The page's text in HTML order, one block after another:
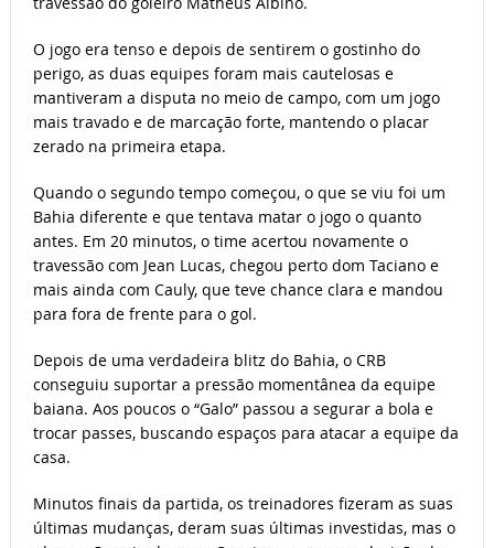
O jogo era tenso e depois de sentirem o gostinho do
perigo, as duas equipes foram mais cautelosas e
mantiveram a disputa no meio de campo, com um jogo
mais travado e de marcação forte, mantendo o placar
zerado na primeira etapa.
Quando o segundo tempo começou, o que se viu foi um
Bahia diferente e que tentava matar o jogo o quanto
antes. Em 20 minutos, o time acertou novamente o
travessão com Jean Lucas, chegou perto dom Taciano e
mais ainda com Cauly, que teve chance clara e mandou
para fora de frente para o gol.
Depois de uma verdadeira blitz do Bahia, o CRB
conseguiu suportar a pressão momentânea da equipe
baiana. Aos poucos o “Galo” passou a segurar a bola e
trocar passes, buscando espaços para atacar a equipe da
casa.
Minutos finais da partida, os treinadores fizeram as suas
últimas mudanças, deram suas últimas investidas, mas o